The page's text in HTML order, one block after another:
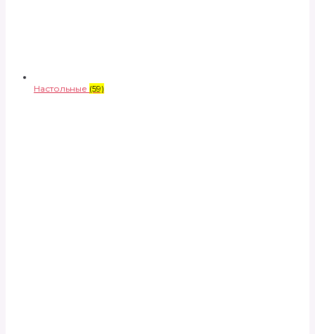
Настольные (59)